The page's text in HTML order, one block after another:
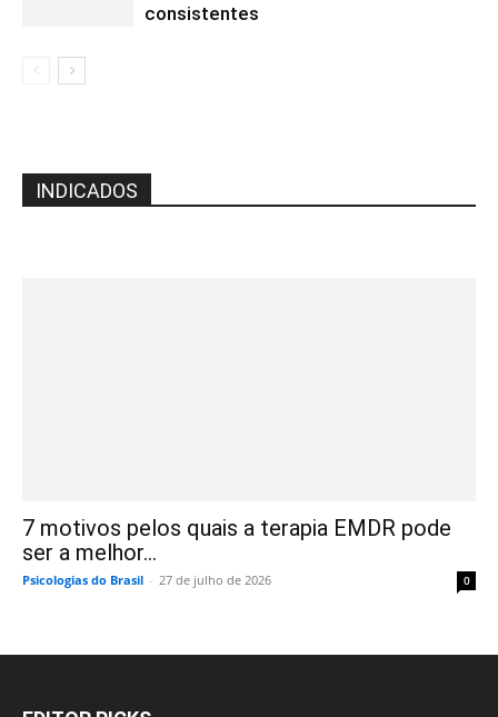
consistentes
INDICADOS
7 motivos pelos quais a terapia EMDR pode
ser a melhor...
Psicologias do Brasil - 27 de julho de 2026 0